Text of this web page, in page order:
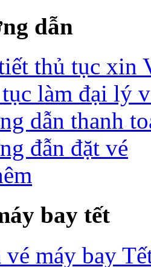
dẫn
thủ tục xin
làm đại lý
dẫn thanh
đẫn đặt vé
bay tết
vé máy bay